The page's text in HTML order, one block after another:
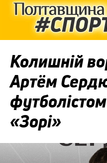
Колишній
Артём
«Зорі»